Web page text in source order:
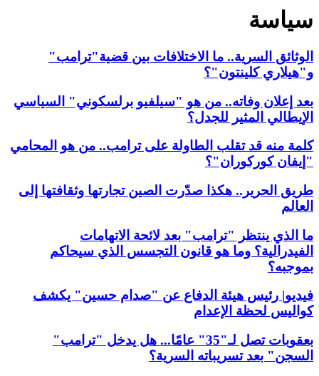
سياسة
الوثائق السرية.. ما الاختلافات بين قضية"ترامب"
و"هيلاري كلينتون"؟
بعد إعلان وفاته.. من هو "سيلفيو برلسكوني" السياسي
الإيطالي المثير للجدل؟
كلمة منه قد تقلب الطاولة على ترامب.. من هو المحامي
"إيفان كوركوران"؟
طريق الحرير.. هكذا صدّرت الصين تجارتها وثقافتها إلى
العالم
ما الذي ينتظر "ترامب" بعد لائحة الاتهامات
الفيدرالية؟ وما هو قانون التجسس الذي سيحاكم
بموجبه؟
فيديو| رئيس هيئة الدفاع عن "صدام حسين" يكشف
كواليس لحظة الإعدام
بعقوبات تصل لـ"35" عامًا... هل يدخل "ترامب"
السجن" بعد تسريباته السرية؟